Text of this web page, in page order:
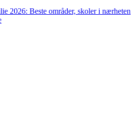
2026: Beste områder, skoler i nærheten